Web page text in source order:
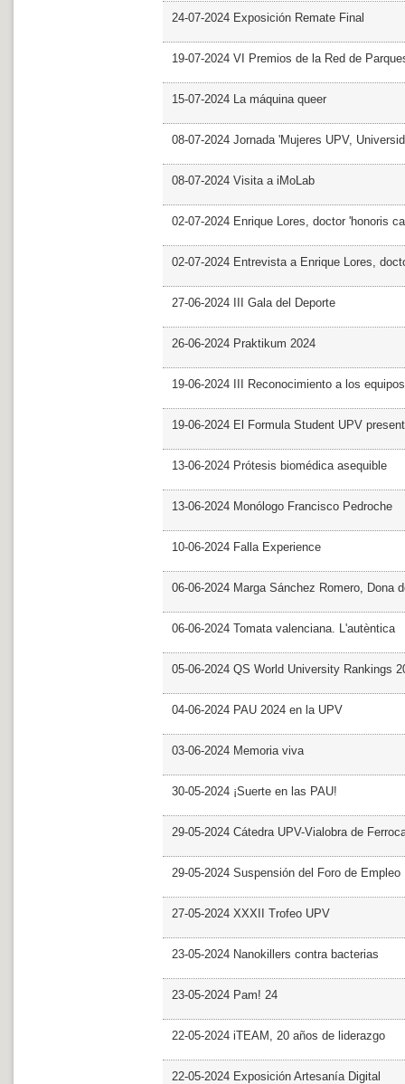
24-07-2024 Exposición Remate Final
19-07-2024 VI Premios de la Red de
15-07-2024 La máquina queer
08-07-2024 Jornada 'Mujeres UPV,
08-07-2024 Visita a iMoLab
02-07-2024 Enrique Lores, doctor 'honoris
02-07-2024 Entrevista a Enrique Lores,
27-06-2024 III Gala del Deporte
26-06-2024 Praktikum 2024
19-06-2024 III Reconocimiento a los
19-06-2024 El Formula Student UPV
13-06-2024 Prótesis biomédica asequible
13-06-2024 Monólogo Francisco Pedroche
10-06-2024 Falla Experience
06-06-2024 Marga Sánchez Romero, Dona
06-06-2024 Tomata valenciana. L'autèntica
05-06-2024 QS World University Rankings
04-06-2024 PAU 2024 en la UPV
03-06-2024 Memoria viva
30-05-2024 ¡Suerte en las PAU!
29-05-2024 Cátedra UPV-Vialobra de
29-05-2024 Suspensión del Foro de Empleo
27-05-2024 XXXII Trofeo UPV
23-05-2024 Nanokillers contra bacterias
23-05-2024 Pam! 24
22-05-2024 iTEAM, 20 años de liderazgo
22-05-2024 Exposición Artesanía Digital